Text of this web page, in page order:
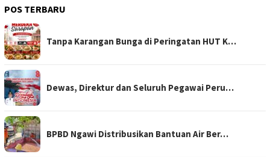
POS TERBARU
Tanpa Karangan Bunga di Peringatan HUT K…
Dewas, Direktur dan Seluruh Pegawai Peru…
BPBD Ngawi Distribusikan Bantuan Air Ber…